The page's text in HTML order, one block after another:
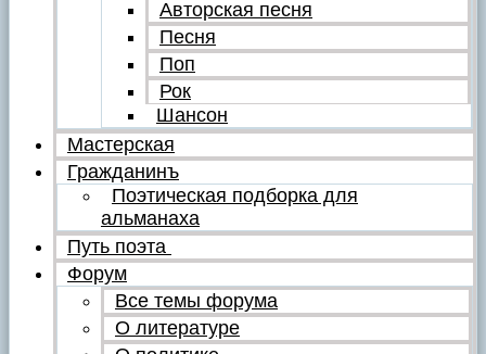
Авторская песня
Песня
Поп
Рок
Шансон
Мастерская
Гражданинъ
Поэтическая подборка для
альманаха
Путь поэта
Форум
Все темы форума
О литературе